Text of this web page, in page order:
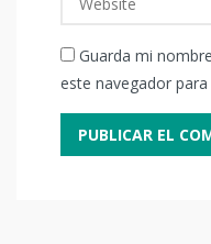
Guarda mi
este navegador